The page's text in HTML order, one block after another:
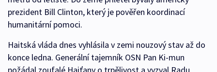
prezident Bill Clinton, který je pověřen koordinací
humanitární pomoci.
Haitská vláda dnes vyhlásila v zemi nouzový stav až do
konce ledna. Generální tajemník OSN Pan Ki-mun
požádal zoufalé Haiťany o trpělivost a vyzval Radu